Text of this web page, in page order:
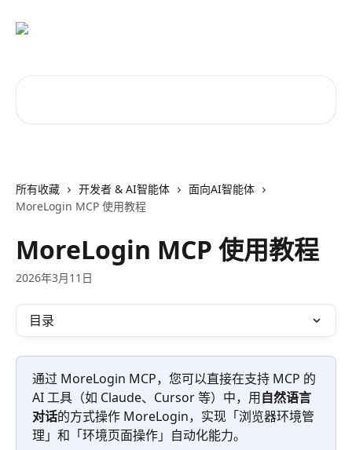
所有收藏 开发者 & AI智能体
面向AI智能体
MoreLogin MCP 使用教程
MoreLogin MCP 使用教程
2026年3月11日
目录
通过 MoreLogin MCP，您可以直接在支持 MCP 的
AI 工具（如 Claude、Cursor 等）中，用自然语言
对话的方式操作 MoreLogin，实现「浏览器环境管
理」和「环境页面操作」自动化能力。